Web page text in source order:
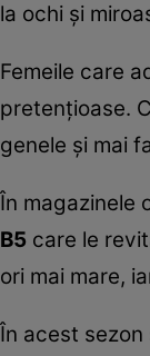
la ochi și
Femeile care
pretențioase.
genele și mai
În magazinele
B5 care le
ori mai mare,
În acest